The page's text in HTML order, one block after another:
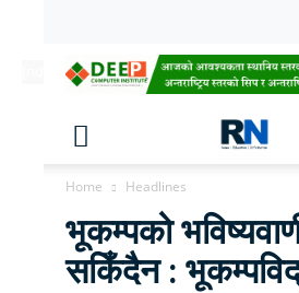
[ndc-today-date]
Home Headlines
भूकम्पको
सकिँदैन :